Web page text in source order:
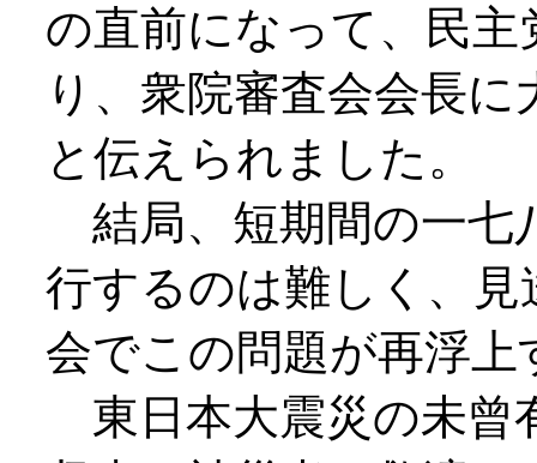
の直前になって、民
り、衆院審査会会長
と伝えられました。
結局、短期間の一七
行するのは難しく、
会でこの問題が再浮
東日本大震災の未曾